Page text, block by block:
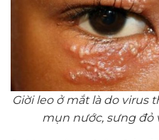
Giời leo ở mắt là do virus
mụn nước, sưng đỏ